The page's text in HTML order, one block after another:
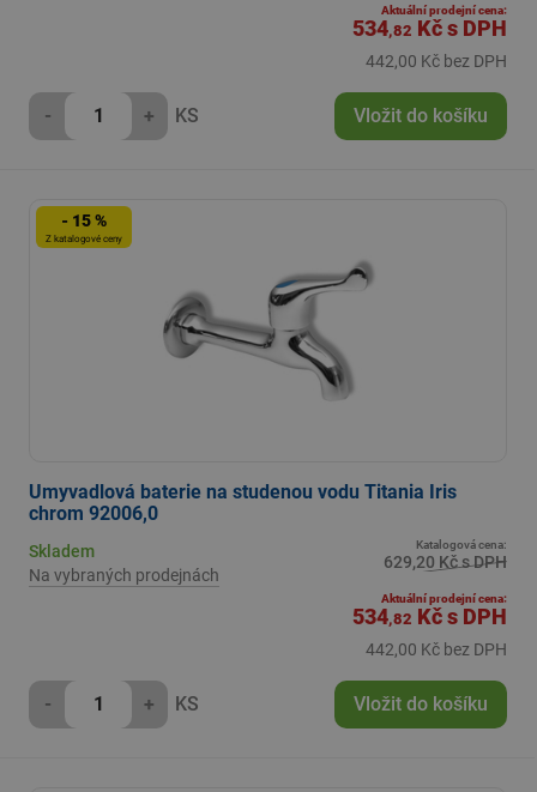
Aktuální prodejní cena:
534,82 Kčs DPH
442,00 Kč bez DPH
- + KS Vložit do košíku
- 15 %
Z katalogové ceny
Umyvadlová baterie na studenou vodu Titania Iris
chrom 92006,0
Skladem
Na vybraných prodejnách
Katalogová cena:
629,20 Kč s DPH
Aktuální prodejní cena:
534,82 Kčs DPH
442,00 Kč bez DPH
- + KS Vložit do košíku